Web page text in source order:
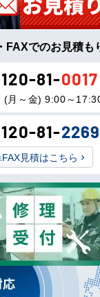
ージヘ 東京
FAXでのお見積も
81-0017
(月～金) 9:00～
81-2269
見積はこちら